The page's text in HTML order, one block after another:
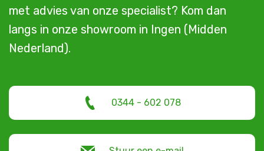
met advies van onze specialist? Kom dan
langs in onze showroom in Ingen (Midden
Nederland).
0344 - 602 078